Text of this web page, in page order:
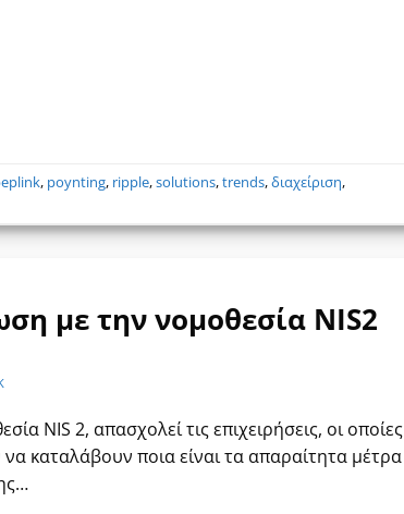
, poynting, ripple,solutions,trends,διαχείριση,
με την νομοθεσία NIS2
NIS 2, απασχολεί τις επιχειρήσεις, οι οποίες
καταλάβουν ποια είναι τα απαραίτητα μέτρα